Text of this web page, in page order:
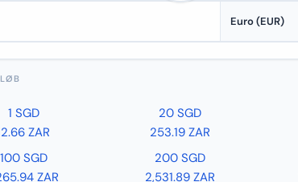
1 SGD
ZAR
20 SGD
253.19 ZAR
100 SGD
ZAR
200 SGD
2,531.89 ZAR